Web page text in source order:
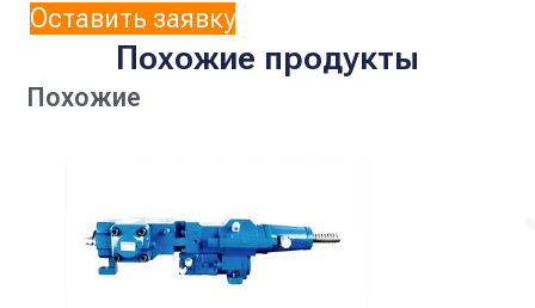
Оставить заявку
Похожие продукты
Похожие